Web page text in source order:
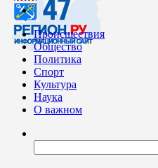
Происшествия
Общество
Политика
Спорт
Культура
Наука
О важном